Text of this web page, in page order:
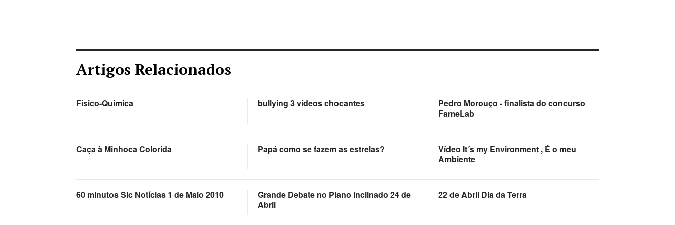
Artigos Relacionados
Físico-Química bullying 3 vídeos chocantes
Pedro Morouço - finalista do concurso
FameLab
Caça à Minhoca Colorida Papá como se fazem as estrelas?
Vídeo It´s my Environment , É o meu
Ambiente
60 minutos Sic Notícias 1 de Maio 2010
Grande Debate no Plano Inclinado 24 de
Abril
22 de Abril Dia da Terra